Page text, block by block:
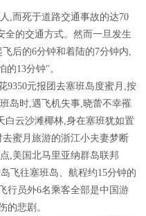
,而死于道路交通事故的达70
全的交通方式。然而一旦发生
后的6分钟和着陆的7分钟内,
13分钟"。
9350元报团去塞班岛度蜜月,按
岛时,遇飞机失事,晓蕾不幸罹
白云沙滩椰林,身在塞班犹如置
蜜月旅游的浙江小夫妻梦断
,美国北马里亚纳群岛联邦
飞往塞班岛、航程约15分钟的
行员外6名乘客全部是中国游
的悲剧。